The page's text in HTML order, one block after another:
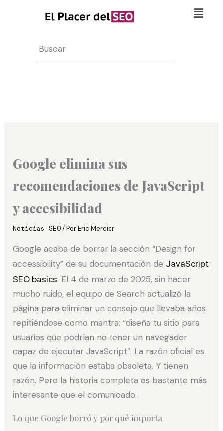
Google elimina sus
recomendaciones de JavaScript
y accesibilidad
Noticias SEO/ PorEric Mercier
Google acaba de borrar la sección “Design for
accessibility” de su documentación de JavaScript
SEO basics. El 4 de marzo de 2025, sin hacer
mucho ruido, el equipo de Search actualizó la
página para eliminar un consejo que llevaba años
repitiéndose como mantra: “diseña tu sitio para
usuarios que podrían no tener un navegador
capaz de ejecutar JavaScript”. La razón oficial es
que la información estaba obsoleta. Y tienen
razón. Pero la historia completa es bastante más
interesante que el comunicado.
Lo que Google borró y por qué importa